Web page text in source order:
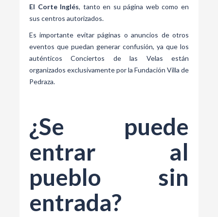
El Corte Inglés, tanto en su página web como en
sus centros autorizados.
Es importante evitar páginas o anuncios de otros
eventos que puedan generar confusión, ya que los
auténticos Conciertos de las Velas están
organizados exclusivamente por la Fundación Villa de
Pedraza.
¿Se puede
entrar al
pueblo sin
entrada?